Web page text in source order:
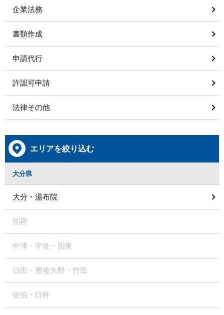
企業法務
書類作成
申請代行
許認可申請
法律その他
エリアを絞り込む
大分県
大分・湯布院
別府
中津・宇佐・国東
日田・豊後大野・竹田
佐伯・臼杵